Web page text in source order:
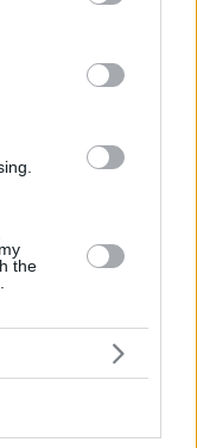
party tags to
in below Google
the